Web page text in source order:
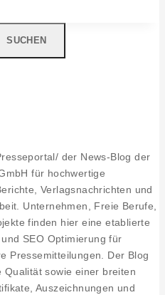
der News-Blog der
für hochwertige
Verlagsnachrichten und
Unternehmen, Freie Berufe,
finden hier eine etablierte
SEO Optimierung für
Pressemitteilungen. Der Blog
sowie einer breiten
Auszeichnungen und